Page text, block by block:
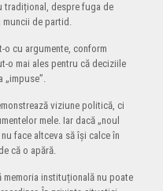
tradițional, despre fuga de
muncii de partid.
o cu argumente, conform
o mai ales pentru că deciziile
„impuse”.
viziune politică, ci
mele. Iar dacă „noul
face altceva să își calce în
că o apără.
memoria instituțională nu poate